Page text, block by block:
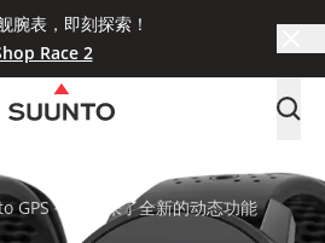
腕表，即刻探索！
Race 2
GPS 手表带来了全新的动态功能